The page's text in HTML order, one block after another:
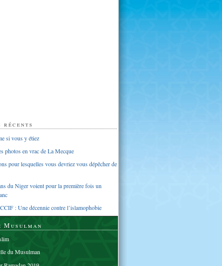
si vous y étiez
photos en vrac de La Mecque
pour lesquelles vous devriez vous dépêcher de
du Niger voient pour la première fois un
: Une décennie contre l’islamophobie
Musulman
du Musulman